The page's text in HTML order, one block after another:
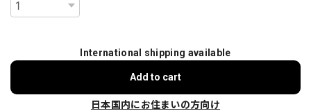
International shipping available
Add to cart
日本国内にお住まいの方向け